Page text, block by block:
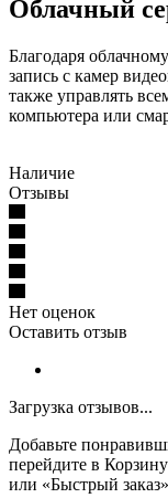
Облачный
Благодаря
запись с камер
также управлять
компьютера или
Наличие
Отзывы
Нет оценок
Оставить отзыв
Загрузка отзывов...
Добавьте
перейдите в
или «Быстрый заказ»